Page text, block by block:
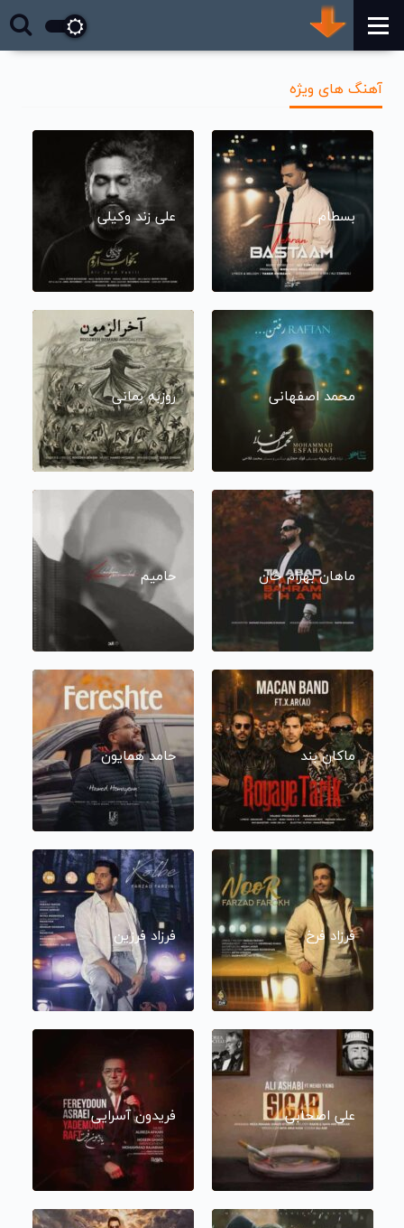
آهنگ های ویژه
بسطام علی زند وکیلی
محمد اصفهانی روزبه بمانی
ماهان بهرام خان حامیم
ماکان بند حامد همایون
فرزاد فرخ فرزاد فرزین
علی اصحابی فریدون آسرایی